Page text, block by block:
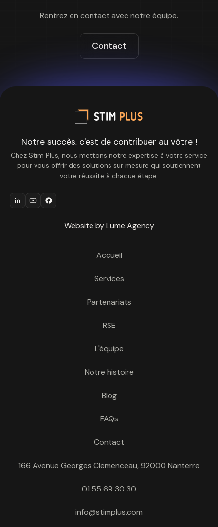
Rentrez en contact avec notre équipe.
Contact
Notre succès, c'est de contribuer au vôtre !
Chez Stim Plus, nous mettons notre expertise à votre service
pour vous offrir des solutions sur mesure qui soutiennent
votre réussite à chaque étape.
Website by Lume Agency
Accueil
Services
Partenariats
RSE
L'équipe
Notre histoire
Blog
FAQs
Contact
166 Avenue Georges Clemenceau, 92000 Nanterre
01 55 69 30 30
info@stimplus.com